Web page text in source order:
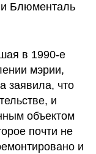
Блюменталь
в 1990-е
мэрии,
заявила, что
и
объектом
почти не
и